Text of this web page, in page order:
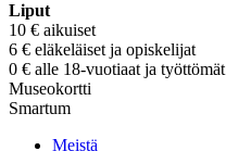
Liput
10 € aikuiset
6 € eläkeläiset ja opiskelijat
0 € alle 18-vuotiaat ja työttömät
Museokortti
Smartum
Meistä